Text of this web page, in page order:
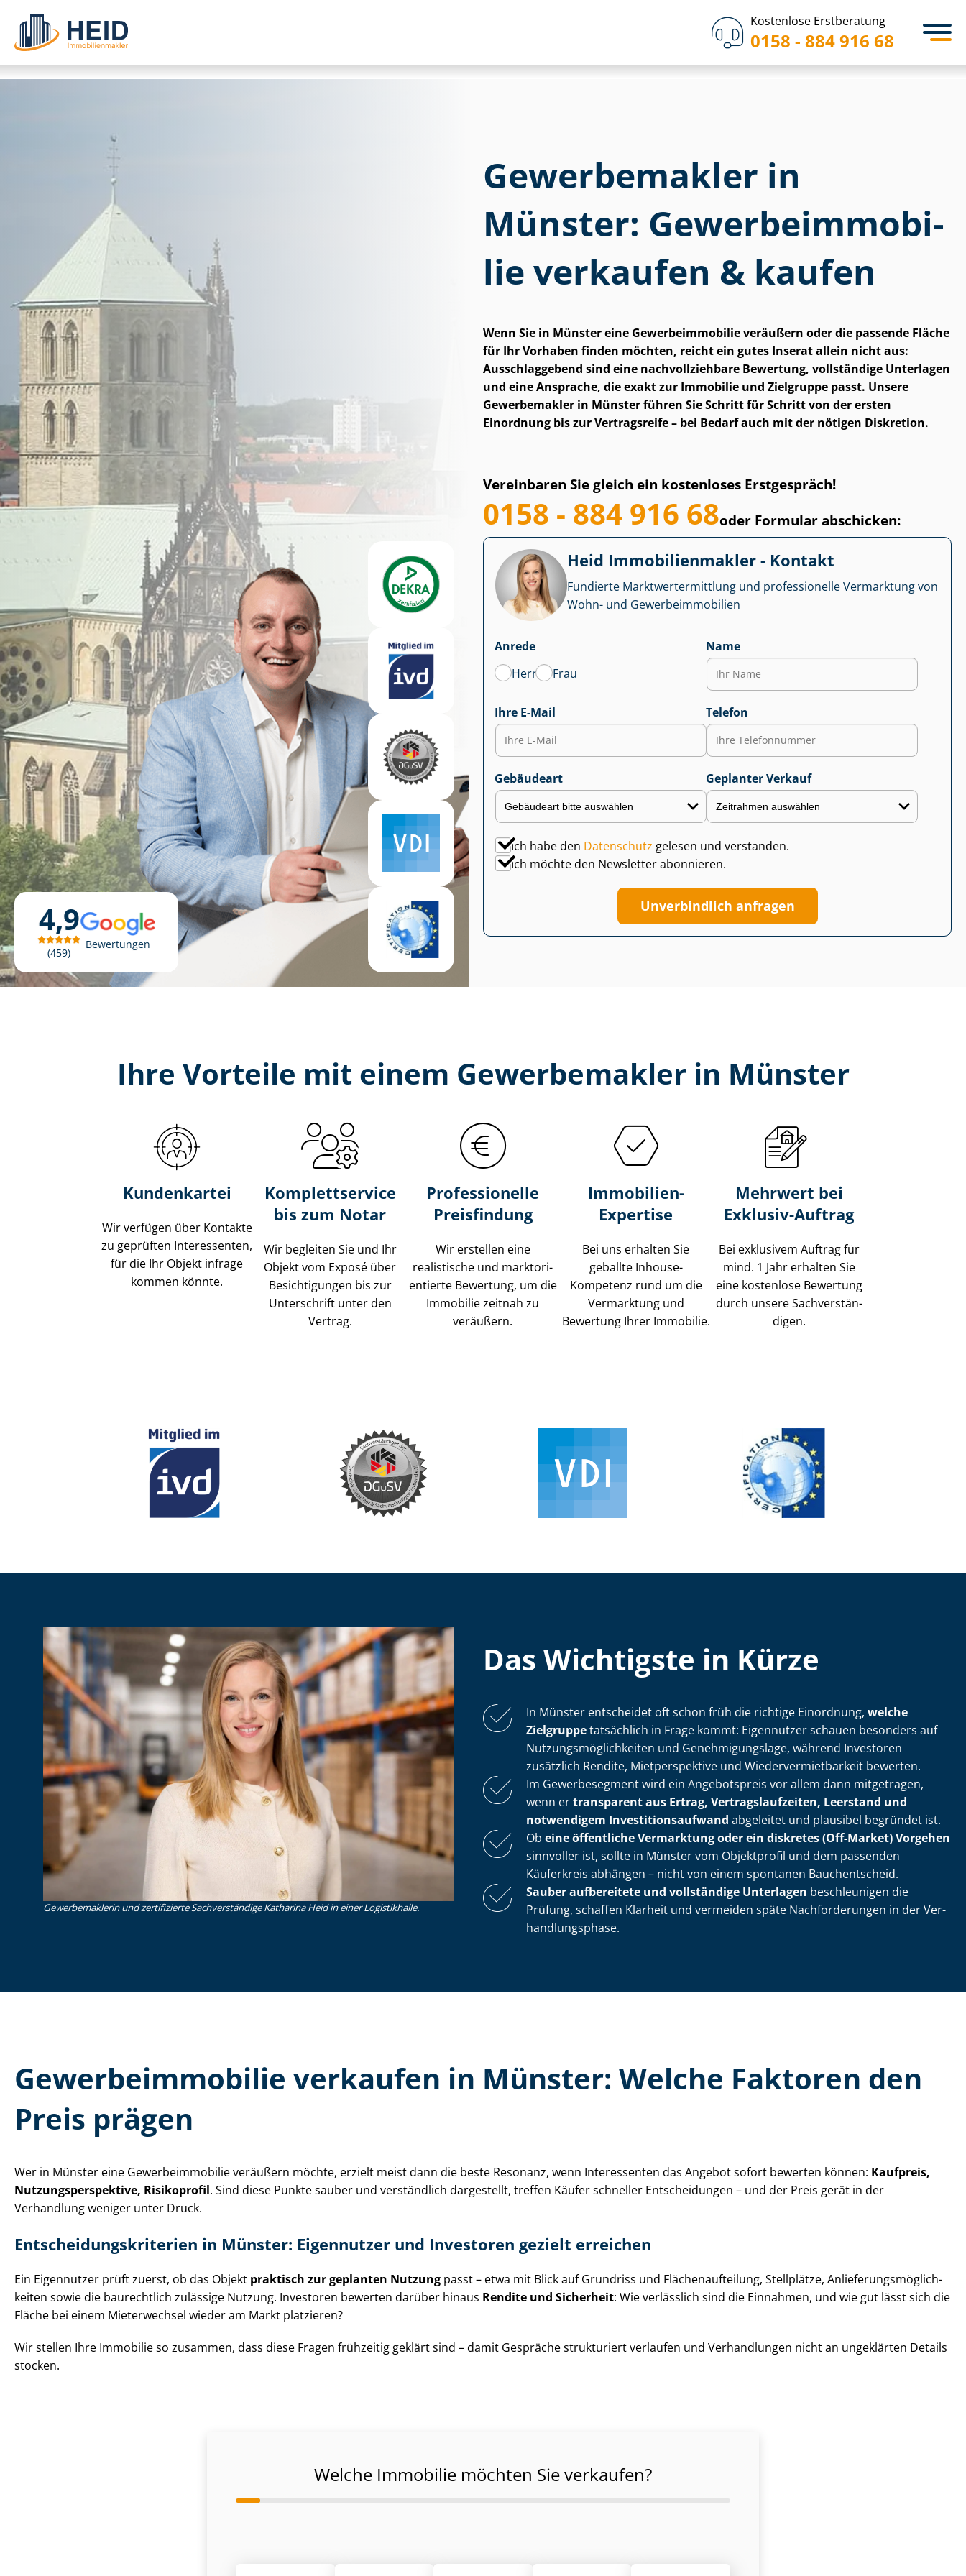
Kostenlose Erstberatung
0158 - 884 916 68
4,9
459
Bewertungen
Gewerbemakler in
Münster: Ge­wer­be­im­mo­bi­
lie verkaufen & kaufen
Wenn Sie in Münster eine Ge­wer­be­im­mo­bi­lie veräußern oder die passende Fläche
für Ihr Vorhaben finden möchten, reicht ein gutes Inserat allein nicht aus:
Ausschlaggebend sind eine nach­voll­zieh­ba­re Bewertung, vollständige Unterlagen
und eine Ansprache, die exakt zur Immobilie und Zielgruppe passt. Unsere
Gewerbemakler in Münster führen Sie Schritt für Schritt von der ersten
Einordnung bis zur Vertragsreife – bei Bedarf auch mit der nötigen Diskretion.
Vereinbaren Sie gleich ein kostenloses Erstgespräch!
0158 - 884 916 68oder Formular abschicken:
Heid Im­mo­bi­li­en­mak­ler - Kontakt
Fundierte Markt­wert­ermitt­lung und professionelle Vermarktung von
Wohn- und Ge­wer­be­im­mo­bi­li­en
Anrede
Herr
Frau
Name
Ihre E-Mail Telefon
Gebäudeart Geplanter Verkauf
Ich habe den Datenschutz gelesen und verstanden.
Ich möchte den Newsletter abonnieren.
Unverbindlich anfragen
Ihre Vorteile mit einem Gewerbemakler in Münster
Kundenkartei
Wir verfügen über Kontakte
zu geprüften Interessenten,
für die Ihr Objekt infrage
kommen könnte.
Komplettservice
bis zum Notar
Wir begleiten Sie und Ihr
Objekt vom Exposé über
Besichtigungen bis zur
Unterschrift unter den
Vertrag.
Professionelle
Preisfindung
Wir erstellen eine
realistische und markt­ori­
en­tier­te Bewertung, um die
Immobilie zeitnah zu
veräußern.
Immobilien-
Expertise
Bei uns erhalten Sie
geballte Inhouse-
Kompetenz rund um die
Vermarktung und
Bewertung Ihrer Immobilie.
Mehrwert bei
Exklusiv-Auftrag
Bei exklusivem Auftrag für
mind. 1 Jahr erhalten Sie
eine kostenlose Bewertung
durch unsere Sach­ver­stän­
di­gen.
Gewerbemaklerin und zertifizierte Sachverständige Katharina Heid in einer Logistikhalle.
Das Wichtigste in Kürze
In Münster entscheidet oft schon früh die richtige Einordnung, welche
Zielgruppetatsächlich in Frage kommt: Eigennutzer schauen besonders auf
Nut­zungs­mög­lich­kei­ten und Ge­neh­mi­gungs­la­ge, während Investoren
zusätzlich Rendite, Mietperspektive und Wie­der­ver­miet­bar­keit bewerten.
Im Gewerbesegment wird ein Angebotspreis vor allem dann mitgetragen,
wenn ertransparent aus Ertrag, Ver­trags­lauf­zei­ten, Leerstand und
notwendigem In­ves­ti­ti­ons­auf­wand abgeleitet und plausibel begründet ist.
Ob eine öffentliche Vermarktung oder ein diskretes (Off-Market) Vorgehen
sinnvoller ist, sollte in Münster vom Objektprofil und dem passenden
Käuferkreis abhängen – nicht von einem spontanen Bauchentscheid.
Sauber aufbereitete und vollständige Unterlagen beschleunigen die
Prüfung, schaffen Klarheit und vermeiden späte Nachforderungen in der Ver­
hand­lungs­pha­se.
Ge­wer­be­im­mo­bi­lie verkaufen in Münster: Welche Faktoren den
Preis prägen
Wer in Münster eine Ge­wer­be­im­mo­bi­lie veräußern möchte, erzielt meist dann die beste Resonanz, wenn Interessenten das Angebot sofort bewerten können: Kaufpreis,
Nut­zungs­per­spek­ti­ve, Risikoprofil. Sind diese Punkte sauber und verständlich dargestellt, treffen Käufer schneller Entscheidungen – und der Preis gerät in der
Verhandlung weniger unter Druck.
Ent­schei­dungs­kri­te­ri­en in Münster: Eigennutzer und Investoren gezielt erreichen
Ein Eigennutzer prüft zuerst, ob das Objekt praktisch zur geplanten Nutzung passt – etwa mit Blick auf Grundriss und Flä­chen­auf­tei­lung, Stellplätze, An­lie­fe­rungs­mög­lich­
kei­ten sowie die baurechtlich zulässige Nutzung. Investoren bewerten darüber hinaus Rendite und Sicherheit: Wie verlässlich sind die Einnahmen, und wie gut lässt sich die
Fläche bei einem Mieterwechsel wieder am Markt platzieren?
Wir stellen Ihre Immobilie so zusammen, dass diese Fragen frühzeitig geklärt sind – damit Gespräche strukturiert verlaufen und Verhandlungen nicht an ungeklärten Details
stocken.
Welche Immobilie möchten Sie verkaufen?